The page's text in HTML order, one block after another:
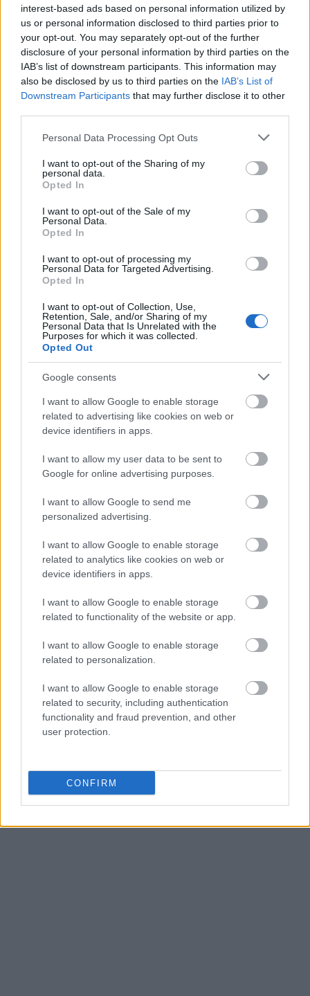
interest-based ads based on personal information utilized by
us or personal information disclosed to third parties prior to
your opt-out. You may separately opt-out of the further
disclosure of your personal information by third parties on the
IAB’s list of downstream participants. This information may
also be disclosed by us to third parties on the IAB’s List of
Downstream Participants that may further disclose it to other
Please note that this website/app uses one or more Google
not limited to your visit or usage behaviour. You may click to
grant or deny consent to Google and its third-party tags to
use your data for below specified purposes in below Google
consent section.
Personal Data Processing Opt Outs
I want to opt-out of the Sharing of my
personal data.
Opted In
I want to opt-out of the Sale of my
Personal Data.
Opted In
I want to opt-out of processing my
Personal Data for Targeted Advertising.
Opted In
I want to opt-out of Collection, Use,
Retention, Sale, and/or Sharing of my
Personal Data that Is Unrelated with the
Purposes for which it was collected.
Opted Out
Google consents
I want to allow Google to enable storage
related to advertising like cookies on web or
device identifiers in apps.
I want to allow my user data to be sent to
Google for online advertising purposes.
I want to allow Google to send me
personalized advertising.
I want to allow Google to enable storage
related to analytics like cookies on web or
device identifiers in apps.
I want to allow Google to enable storage
related to functionality of the website or app.
I want to allow Google to enable storage
related to personalization.
I want to allow Google to enable storage
related to security, including authentication
functionality and fraud prevention, and other
user protection.
CONFIRM
AΝΟΙΧΤΗ ΕΚΔΗΛΩΣΗ – ΣΥΖΗΤΗΣΗ ΜΕ ΘΕΜΑ: ΧΩΡΙΣ
ΣΥΝΑΙΝΕΣΗ, ΕΙΝΑΙ ΒΙΑΣΜΟΣ! ? θέατρο ΑΚΑΔΗΜΟΣ
Διεθνούς Αμνηστίας με αίτημα την τροποποίηση του
περιλαμβάνει τον ορισμό του βιασμού, έτσι ώστε αυτός
•Katarina Bergehed, Ανώτατη Σύμβουλος Πολιτικής για
αναπαραγωγικά δικαιώματα της Διεθνούς Αμνηστίας
Σουηδίας, υπεύθυνη της εκστρατείας για τη νομοθετική
αλλαγή του ορισμού του βιασμού στη Σουηδία που
Σπουδών Φύλου και ακτιβίστρια του φεμινιστικού
κινήματος •Ξένια Κουναλάκη, Δημοσιογράφος,
Καθημερινή •Ιωάννα Στεντούμη, Δικηγόρος •Χριστίνα
Η δημοσίευση κοινοποιήθηκε από το χρήστη Διεθνής Αμνηστία
καταλυτικά στη μείωση της ατιμωρησίας του
βιασμού, καθώς και στην απόδοση δικαιοσύνης για
τα θύματα και τη μελλοντική αποτροπή
εγκλημάτων. Είναι αυτονόητο ότι η κατάσταση δε
θα αλλάξει από τη μια στιγμή στην αλλή, αλλά είναι
το πρώτο και αποφασιστικότερο βήμα προς την
αλλαγή στάσης της ελληνικής κοινωνίας για αυτό
το τόσο σημαντικό ζήτημα.